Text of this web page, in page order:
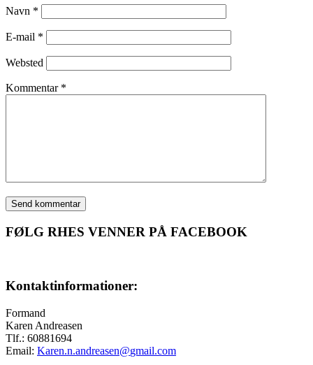
Navn *
E-mail *
Websted
Kommentar *
FØLG RHES VENNER PÅ FACEBOOK
Kontaktinformationer:
Formand
Karen Andreasen
Tlf.: 60881694
Email: Karen.n.andreasen@gmail.com